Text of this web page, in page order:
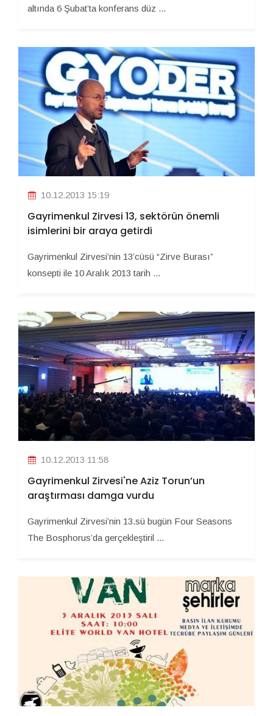
altında 6 Şubat’ta konferans düz ...
10.12.2013 15:19
Gayrimenkul Zirvesi 13, sektörün önemli
isimlerini bir araya getirdi
Gayrimenkul Zirvesi’nin 13’cüsü “Zirve Burası”
konsepti ile 10 Aralık 2013 tarih ...
10.12.2013 11:58
Gayrimenkul Zirvesi'ne Aziz Torun’un
araştırması damga vurdu
Gayrimenkul Zirvesi’nin 13.sü bugün Four Seasons
The Bosphorus’da gerçekleştiril ...